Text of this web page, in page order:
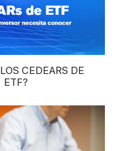
CEDEARS DE
ETF?